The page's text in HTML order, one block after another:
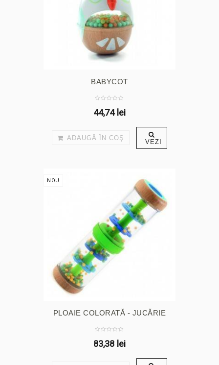
BABYCOT
44,74 lei
ADAUGĂ ÎN COŞ VEZI
NOU
PLOAIE COLORATĂ - JUCĂRIE
83,38 lei